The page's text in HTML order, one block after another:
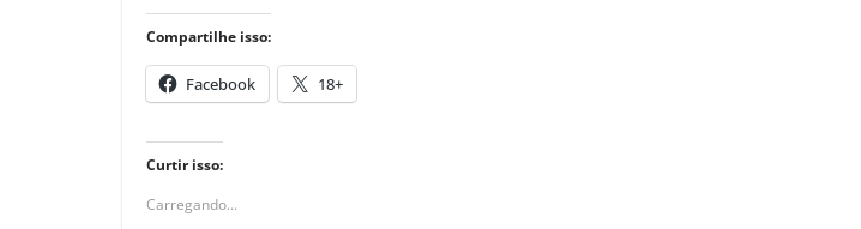
Compartilhe isso:
Facebook 18+
Curtir isso:
Carregando...